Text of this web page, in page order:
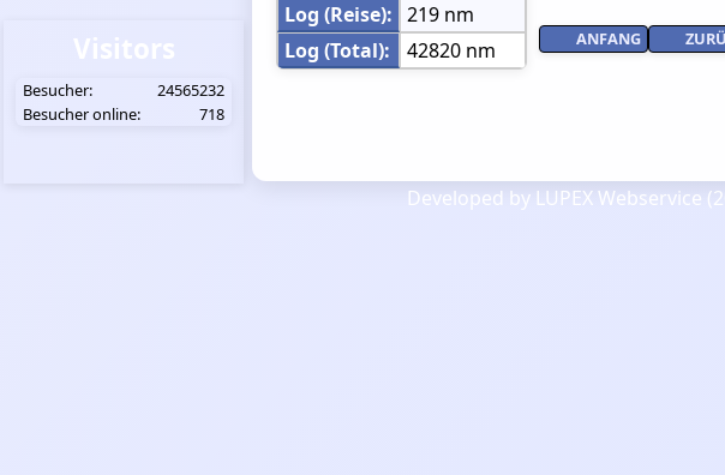
Log (Reise): 219 nm
Log (Total):
42820 nm ANFANG
Visitors
Besucher:
24565232
Besucher online:
718
Developed by LUPEX Webservice